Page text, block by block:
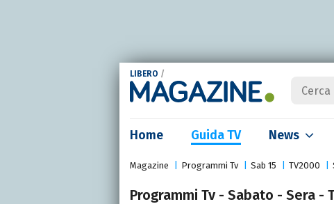
LIBERO /
Home Guida TV News
Magazine Programmi Tv Sab 15 TV2000
Programmi Tv - Sabato - Sera -